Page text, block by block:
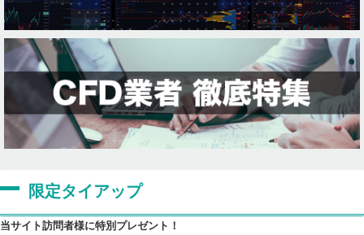
限定タイアップ
当サイト訪問者様に特別プレゼント！